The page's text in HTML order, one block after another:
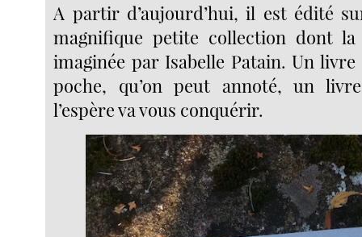
A partir d’aujourd’hui, il est édité
magnifique petite collection dont
imaginée par Isabelle Patain. Un
poche, qu’on peut annoté, un
l’espère va vous conquérir.